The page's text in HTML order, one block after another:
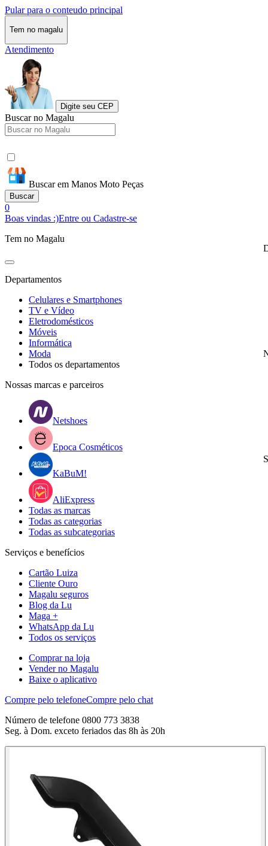
Pular para o conteudo principal
Tem no magalu
Atendimento
Digite seu CEP
Buscar no Magalu
Buscar em Manos Moto Peças
Buscar
0
Boas vindas :)Entre ou Cadastre-se
Tem no Magalu
Departamentos
Celulares e Smartphones
TV e Vídeo
Eletrodomésticos
Móveis
Informática
Moda
Todos os departamentos
Nossas marcas e parceiros
Netshoes
Epoca Cosméticos
KaBuM!
AliExpress
Todas as marcas
Todas as categorias
Todas as subcategorias
Serviços e benefícios
Cartão Luiza
Cliente Ouro
Magalu seguros
Blog da Lu
Maga +
WhatsApp da Lu
Todos os serviços
Comprar na loja
Vender no Magalu
Baixe o aplicativo
Compre pelo telefoneCompre pelo chat
Número de telefone 0800 773 3838
Seg. à Dom. exceto feriados das 8h às 20h